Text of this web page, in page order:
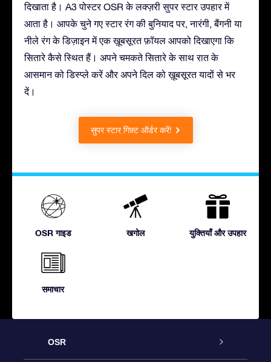
दिखाता है। A3 पोस्टर OSR के लक्ज़री सुपर स्टार उपहार में
आता है। आपके चुने गए स्टार रंग की बुनियाद पर, नारंगी, बैंगनी या
नीले रंग के डिज़ाइन में एक ख़ूबसूरत फ़ॉयल आपको दिखाएगा कि
सितारे कैसे स्थित हैं। अपने चमकते सितारे के साथ रात के
आसमान को डिस्प्ले करें और अपने दिल को ख़ूबसूरत यादों से भर
दें।
सुपर स्टार गिफ़्ट ऑर्डर करें!
OSR गाइड खगोल युक्तियाँ और उपहार
समाचार
OSR